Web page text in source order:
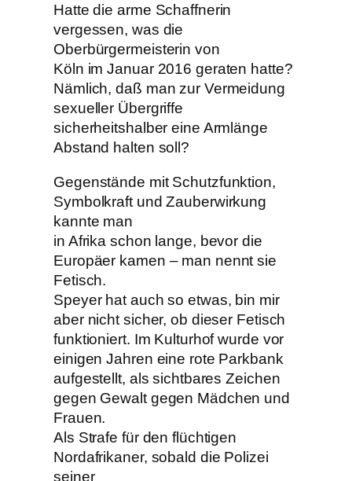
Hatte die arme Schaffnerin
vergessen, was die
Oberbürgermeisterin von
Köln im Januar 2016 geraten hatte?
Nämlich, daß man zur Vermeidung
sexueller Übergriffe
sicherheitshalber eine Armlänge
Abstand halten soll?
Gegenstände mit Schutzfunktion,
Symbolkraft und Zauberwirkung
kannte man
in Afrika schon lange, bevor die
Europäer kamen – man nennt sie
Fetisch.
Speyer hat auch so etwas, bin mir
aber nicht sicher, ob dieser Fetisch
funktioniert. Im Kulturhof wurde vor
einigen Jahren eine rote Parkbank
aufgestellt, als sichtbares Zeichen
gegen Gewalt gegen Mädchen und
Frauen.
Als Strafe für den flüchtigen
Nordafrikaner, sobald die Polizei
seiner